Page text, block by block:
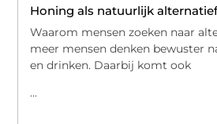
Honing als natuurlijk
Waarom mensen zoeken naar
meer mensen denken bewuster
en drinken. Daarbij komt ook
...